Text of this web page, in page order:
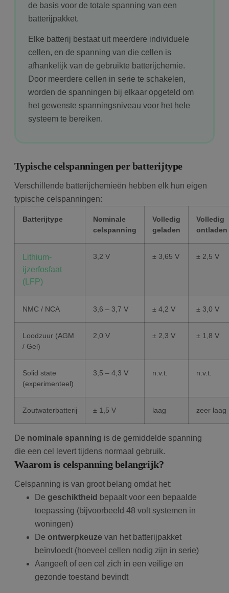
de basis voor de totale spanning van een
batterijpakket.
Elke batterij bestaat uit meerdere individuele
cellen, en de spanning van die cellen is
afhankelijk van de gebruikte batterijchemie.
Door meerdere cellen in serie te schakelen,
worden de spanningen bij elkaar opgeteld om
het gewenste spanningsniveau voor het hele
systeem te bereiken.
Typische celspanningen per batterijtype
Verschillende batterijchemieën hebben elk hun eigen
typische celspanningen:
Batterijtype
Nominale
celspanning
Volledig
geladen
Volledig
ontladen
Lithium-
ijzerfosfaat
(LFP)
3,2 V ± 3,65 V ± 2,5 V
NMC / NCA 3,6 – 3,7 V ± 4,2 V ± 3,0 V
Loodzuur (AGM
/ Gel)
2,0 V ± 2,3 V ± 1,8 V
Solid state
(experimenteel)
3,5 – 4,3 V n.v.t. n.v.t.
Zoutwaterbatterij ± 1,5 V laag zeer laag
De nominale spanning is de gemiddelde spanning
die een cel levert tijdens normaal gebruik.
Waarom is celspanning belangrijk?
Celspanning is van groot belang omdat het:
De geschiktheid bepaalt voor een bepaalde
toepassing (bijvoorbeeld 48 volt systemen in
woningen)
De ontwerpkeuzevan het batterijpakket
beïnvloedt (hoeveel cellen nodig zijn in serie)
Aangeeft of een cel zich in een veilige en
gezonde toestand bevindt